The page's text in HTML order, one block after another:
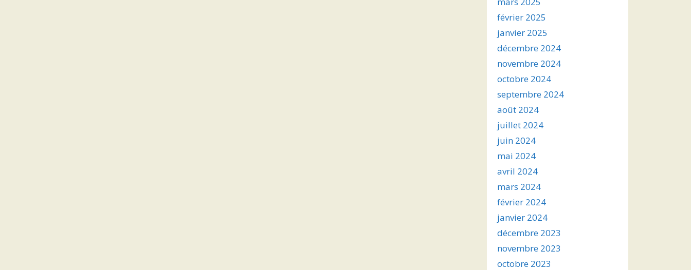
février 2025
janvier 2025
décembre 2024
novembre 2024
octobre 2024
septembre 2024
août 2024
juillet 2024
juin 2024
mai 2024
avril 2024
mars 2024
février 2024
janvier 2024
décembre 2023
novembre 2023
octobre 2023